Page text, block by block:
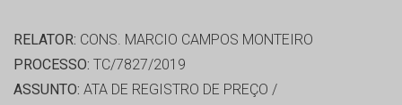
RELATOR: CONS. MARCIO CAMPOS MONTEIRO
PROCESSO: TC/7827/2019
ASSUNTO: ATA DE REGISTRO DE PREÇO /